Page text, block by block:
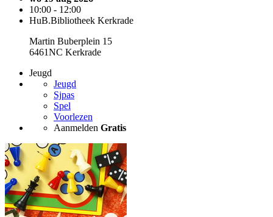
10:00 - 12:00
HuB.Bibliotheek Kerkrade
Martin Buberplein 15
6461NC Kerkrade
Jeugd
Jeugd
Sjpas
Spel
Voorlezen
Aanmelden Gratis